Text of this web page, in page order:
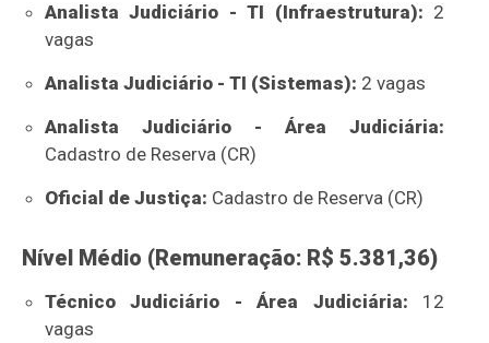
Analista Judiciário - TI (Infraestrutura): 2
vagas
Analista Judiciário - TI (Sistemas): 2 vagas
Analista Judiciário - Área Judiciária:
Cadastro de Reserva (CR)
Oficial de Justiça: Cadastro de Reserva (CR)
Nível Médio (Remuneração: R$ 5.381,36)
Técnico Judiciário - Área Judiciária: 12
vagas